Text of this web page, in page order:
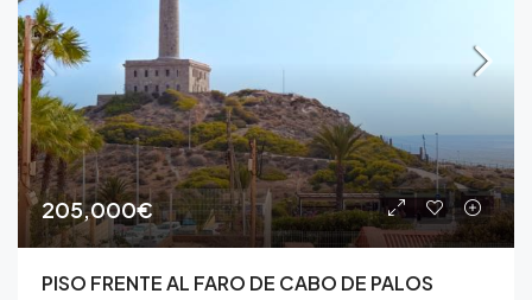
205,000€
PISO FRENTE AL FARO DE CABO DE PALOS